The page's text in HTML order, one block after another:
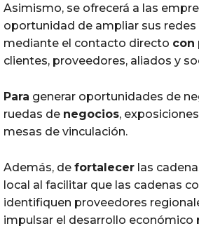
Asimismo, se ofrecerá a las
oportunidad de ampliar sus
mediante el contacto directo con
clientes, proveedores, aliados y
Para generar oportunidades de
ruedas de negocios,
mesas de vinculación.
Además, de fortalecer las
local al facilitar que las cadenas
identifiquen proveedores
impulsar el desarrollo económico